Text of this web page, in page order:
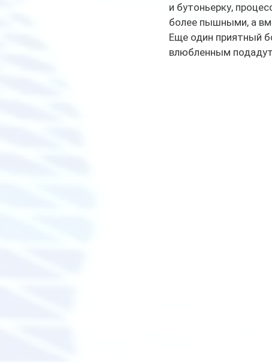
и бутоньерку,
более пышными, а
Еще один приятный
влюбленным